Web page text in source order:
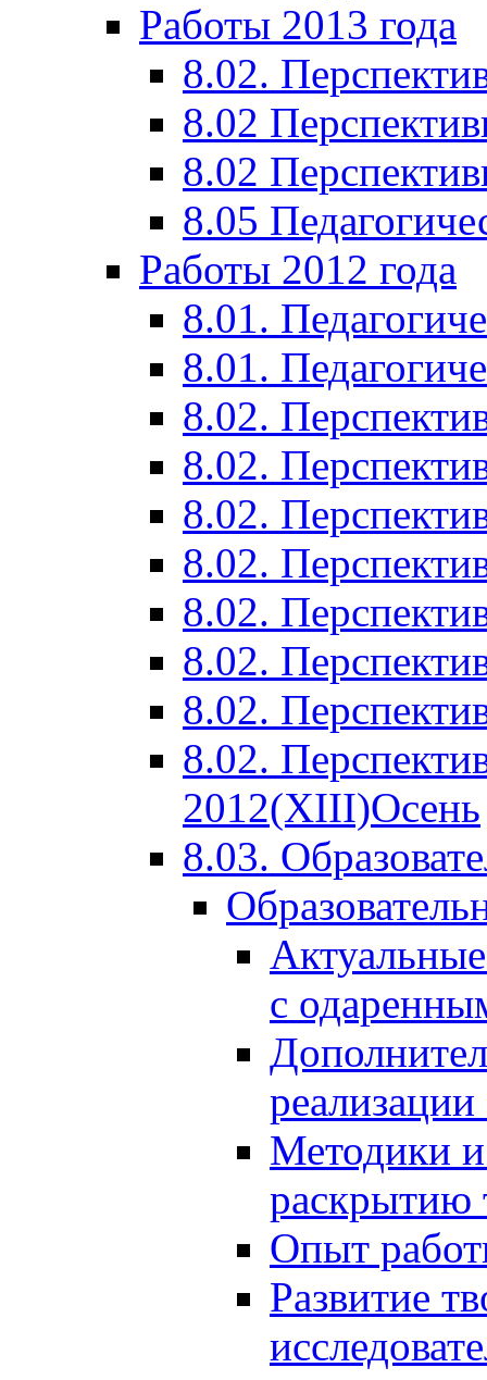
Работы 2013 года
8.02.
8.02
8.02
8.05
Работы 2012 года
8.01.
8.01.
8.02.
8.02.
8.02.
8.02.
8.02.
8.02.
8.02.
8.02.
2012(XIII)Осень
8.03.
с
Методики
раскрытию
Опыт
Развитие